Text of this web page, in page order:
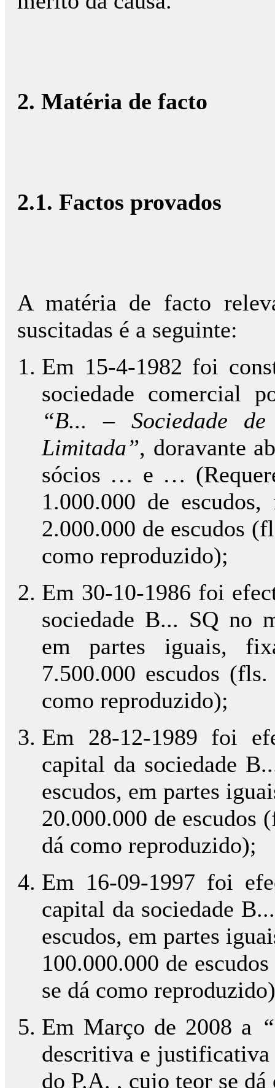
2. Matéria de facto
2.1. Factos provados
A matéria de facto
suscitadas é a seguinte:
Em 15-4-1982 foi
sociedade comercial
“B... – Sociedade de
Limitada”, doravante
sócios … e …
1.000.000 de
2.000.000 de escudos
como reproduzido);
Em 30-10-1986 foi
sociedade B... SQ no
em partes iguais,
7.500.000 escudos
como reproduzido);
Em 28-12-1989 foi
capital da sociedade
escudos, em partes
20.000.000 de escudos
dá como reproduzido);
Em 16-09-1997 foi
capital da sociedade
escudos, em partes
100.000.000 de
se dá como
Em Março de 2008 a
descritiva e
do P.A. , cujo teor se